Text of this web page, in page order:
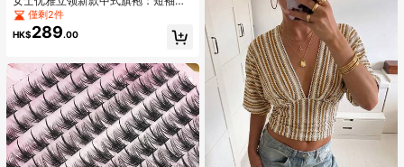
时尚侧开衩 | 完美场合：正式活动、
盛大晚宴、商务宴会、婚礼、高端夏
季招待会
僅剩2件
HK$289.00